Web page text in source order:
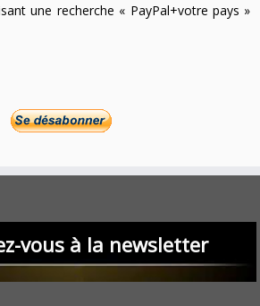
une recherche « PayPal+votre pays »
vous à la newsletter